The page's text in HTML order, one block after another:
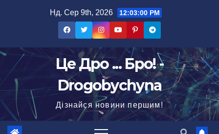
Нд. Сер 9th, 2026 12:03:01 PM
Це Дро ... Бро! -
Drogobychyna
Дізнайся новини першим!